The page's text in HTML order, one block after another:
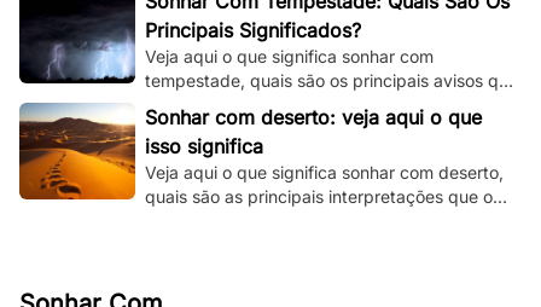
Principais Significados?
Veja aqui o que significa sonhar com
tempestade, quais são os principais avisos que
o seu subconsciente está tentando te dizer e
muito mais.
Sonhar com deserto: veja aqui o que
isso significa
Veja aqui o que significa sonhar com deserto,
quais são as principais interpretações que o